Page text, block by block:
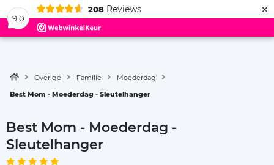
9,0
208 Reviews ×
Menu
Overige Familie
Moederdag
Best Mom - Moederdag - Sleutelhanger
Best Mom - Moederdag -
Sleutelhanger